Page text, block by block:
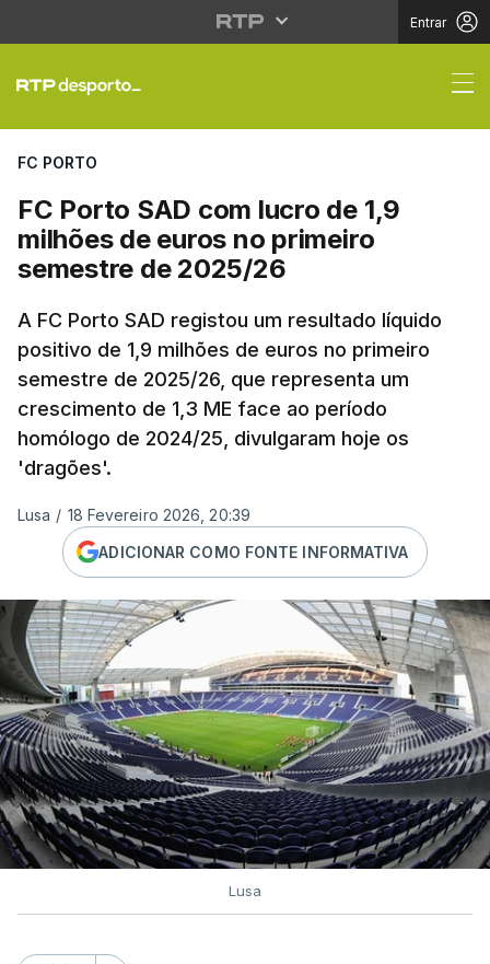
Entrar
FC Porto SAD com
FC PORTO
FC Porto SAD com lucro de 1,9
milhões de euros no primeiro
semestre de 2025/26
A FC Porto SAD registou um resultado líquido
positivo de 1,9 milhões de euros no primeiro
semestre de 2025/26, que representa um
crescimento de 1,3 ME face ao período
homólogo de 2024/25, divulgaram hoje os
'dragões'.
Lusa / 18 Fevereiro 2026, 20:39
ADICIONAR COMO FONTE INFORMATIVA
Lusa